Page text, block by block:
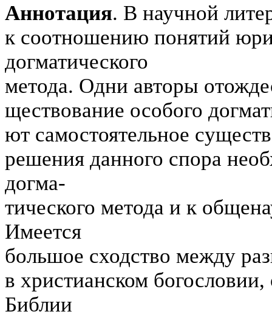
Аннотация. В научной
к соотношению понятий
догматического
метода. Одни авторы
ществование особого
ют самостоятельное
решения данного спора
догма-
тического метода и к
Имеется
большое сходство между
в христианском
Библии